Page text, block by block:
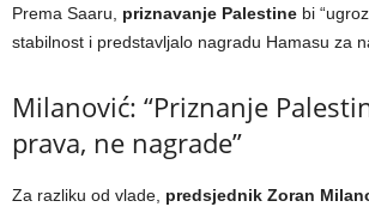
Prema Saaru, priznavanje Palestine bi
stabilnost i predstavljalo nagradu Hamasu za
Milanović: “Priznanje
prava, ne nagrade”
Za razliku od vlade, predsjednik Zoran